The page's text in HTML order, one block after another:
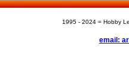
1995 - 2024 = Hobby
email: